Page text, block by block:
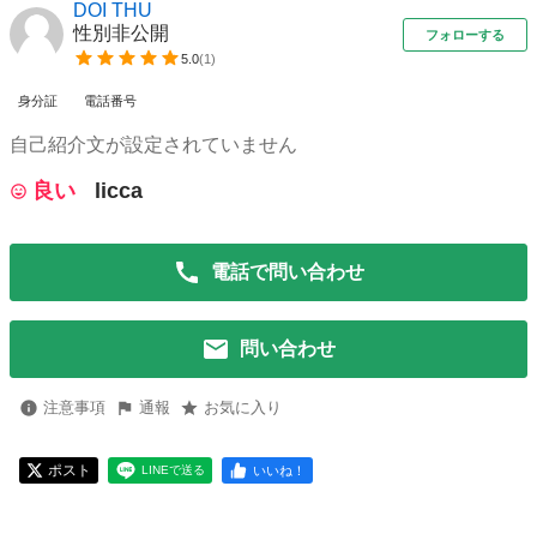
DOI THU
性別非公開
5.0(1)
フォローする
身分証 電話番号
自己紹介文が設定されていません
良い licca
電話で問い合わせ
問い合わせ
注意事項 通報 お気に入り
ポスト LINEで送る いいね！